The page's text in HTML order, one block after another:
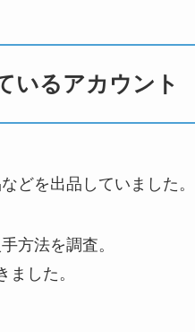
いるアカウント
どを出品していました。
方法を調査。
した。